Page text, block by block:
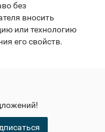
без
вносить
или технологию
его свойств.